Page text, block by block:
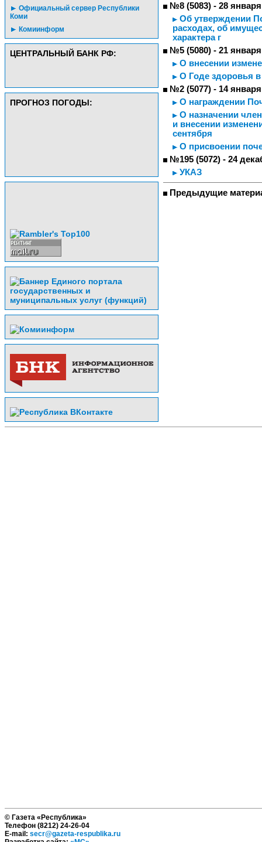
Официальный сервер Республики
Коми
Комиинформ
ЦЕНТРАЛЬНЫЙ БАНК РФ:
ПРОГНОЗ ПОГОДЫ:
№8 (5083) - 28 января
Об утверждении
расходах, об
характера г
№5 (5080) - 21 января
О внесении
О Годе здоровья
№2 (5077) - 14 января
О награждении
О назначении
и внесении
сентября
О присвоении
№195 (5072) - 24
УКАЗ
Предыдущие
© Газета «Республика»
Телефон (8212) 24-26-04
E-mail: secr@gazeta-respublika.ru